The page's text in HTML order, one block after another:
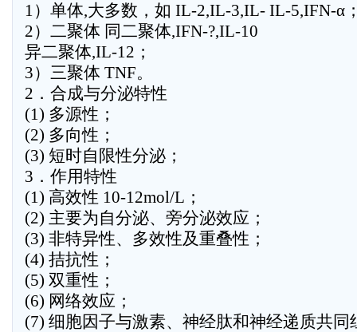
1）单体,大多数，如 IL-2,IL-3,IL- IL-5,IFN-α
2）二聚体 同二聚体,IFN-?,IL-10
异二聚体,IL-12；
3）三聚体 TNF。
2．合成与分泌特性
(1) 多源性；
(2) 多向性；
(3) 短时自限性分泌；
3．作用特性
(1) 高效性 10-12mol/L；
(2) 主要为自分泌、旁分泌效应；
(3) 非特异性、多效性及重叠性；
(4) 拮抗性；
(5) 双重性；
(6) 网络效应；
(7) 细胞因子与激素、神经肽和神经递质共